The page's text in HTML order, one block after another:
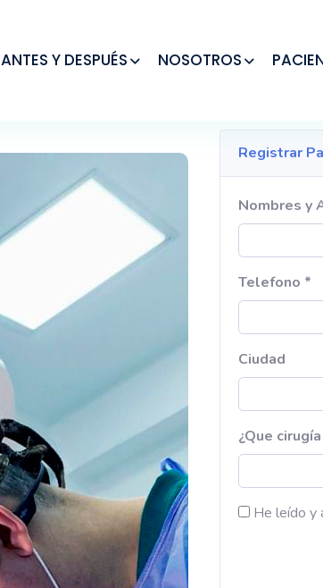
ANTES Y DESPUÉS NOSOTROS